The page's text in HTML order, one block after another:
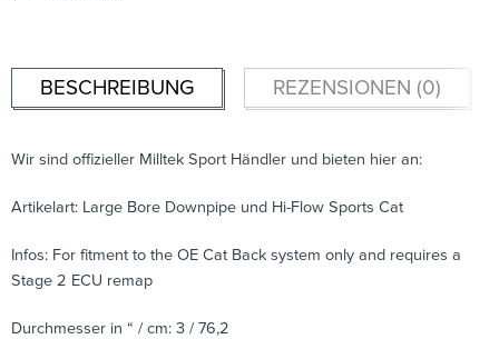
BESCHREIBUNG REZENSIONEN (0)
Wir sind offizieller Milltek Sport Händler und bieten hier an:
Artikelart: Large Bore Downpipe und Hi-Flow Sports Cat
Infos: For fitment to the OE Cat Back system only and requires a
Stage 2 ECU remap
Durchmesser in “ / cm: 3 / 76,2